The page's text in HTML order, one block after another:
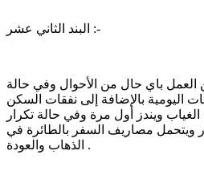
البند الثاني عشر :-
العمل باي حال من الأحوال وفي حالة
اليومية بالإضافة إلى نفقات السكن
الغياب ويندز أول مرة وفي حالة تكرار
ويتحمل مصاريف السفر بالطائرة في
الذهاب والعودة .